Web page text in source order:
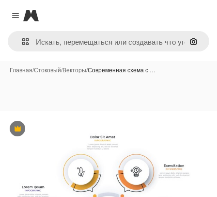
Close menu
Magnific
Поиск
Главная/Стоковый/Векторы/Современная схема с …
Премиум